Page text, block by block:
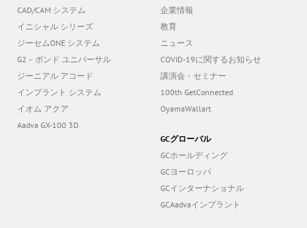
CAD/CAM システム
イニシャル シリーズ
ジーセムONE システム
G2－ボンド ユニバーサル
ジーニアル アコード
インプラント システム
イオム アクア
Aadva GX-100 3D
企業情報
教育
ニュース
COVID-19に関するお知らせ
講演会・セミナー
100th GetConnected
OyamaWallart
GCグローバル
GCホールディング
GCヨーロッパ
GCインターナショナル
GCAadvaインプラント